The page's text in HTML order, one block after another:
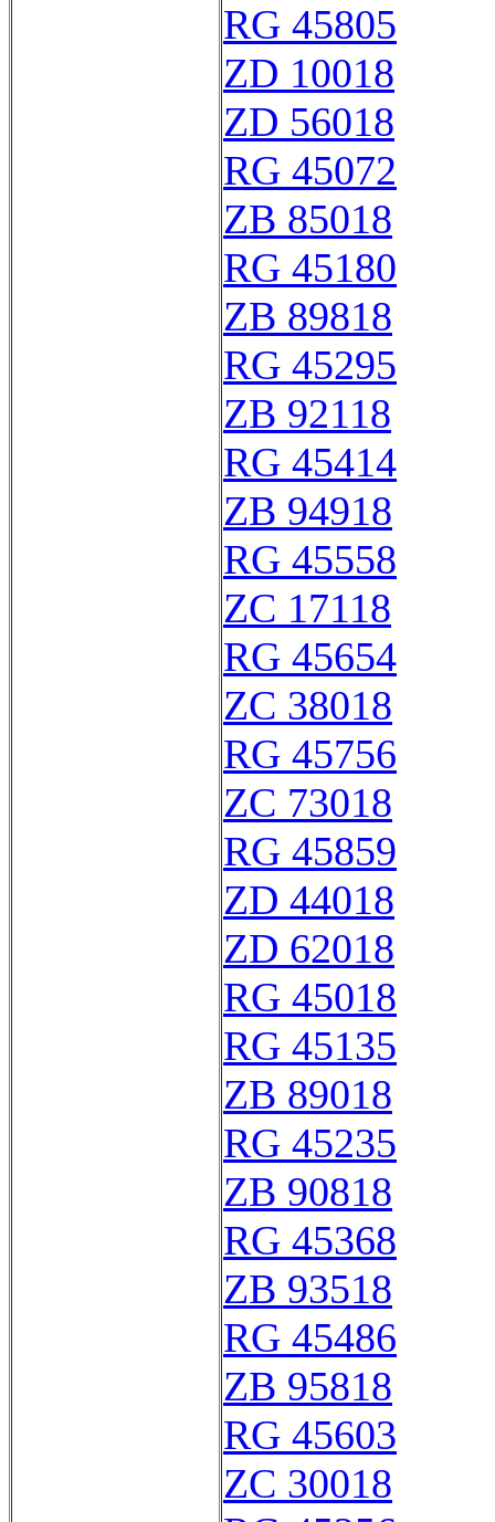
RG 45805
ZD 10018
ZD 56018
RG 45072
ZB 85018
RG 45180
ZB 89818
RG 45295
ZB 92118
RG 45414
ZB 94918
RG 45558
ZC 17118
RG 45654
ZC 38018
RG 45756
ZC 73018
RG 45859
ZD 44018
ZD 62018
RG 45018
RG 45135
ZB 89018
RG 45235
ZB 90818
RG 45368
ZB 93518
RG 45486
ZB 95818
RG 45603
ZC 30018